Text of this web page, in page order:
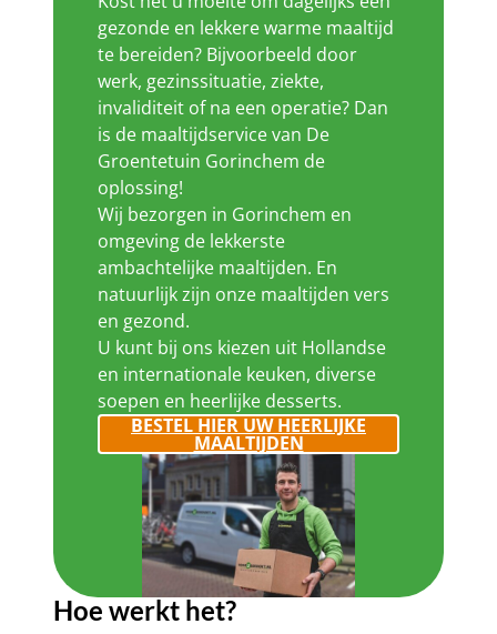
gezonde en lekkere warme maaltijd
te bereiden? Bijvoorbeeld door
werk, gezinssituatie, ziekte,
invaliditeit of na een operatie? Dan
is de maaltijdservice van De
Groentetuin Gorinchem de
oplossing!
Wij bezorgen in Gorinchem en
omgeving de lekkerste
ambachtelijke maaltijden. En
natuurlijk zijn onze maaltijden vers
en gezond.
U kunt bij ons kiezen uit Hollandse
en internationale keuken, diverse
soepen en heerlijke desserts.
BESTEL HIER UW HEERLIJKE
MAALTIJDEN
Hoe werkt het?